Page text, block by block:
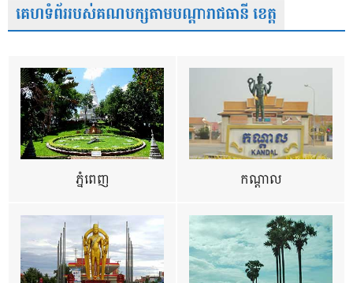
គេហទំព័ររបស់គណបក្សតាមបណ្តារាជធានី ខេត្ត
ភ្នំពេញ កណ្តាល